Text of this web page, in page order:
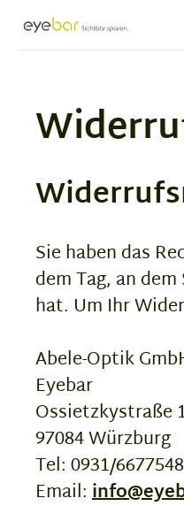
Abele Optic
Sie haben das
dem Tag, an
hat. Um Ihr
Abele-Optik
Eyebar
Ossietzkystraße
97084 Würzburg
Tel: 0931/6677548
Email: